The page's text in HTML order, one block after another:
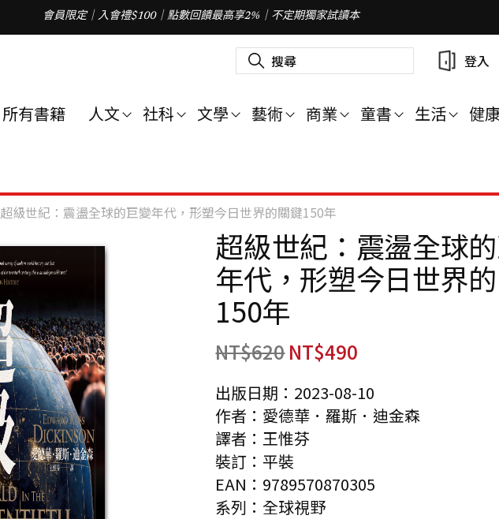
會員限定｜入會禮$100｜點數回饋最高享2%｜不定期獨家試讀本
搜
尋
字
登入
所有書籍 人文 社科 文學 藝術 商業 童書 生活 健
超級世紀：震盪全球的巨變年代，形塑今日世界的關鍵150年
超級世紀：震盪全球
年代，形塑今日世界
150年
NT$620NT$490
出版日期：2023-08-10
作者：愛德華．羅斯．迪金森
譯者：王惟芬
裝訂：平裝
EAN：9789570870305
系列：全球視野